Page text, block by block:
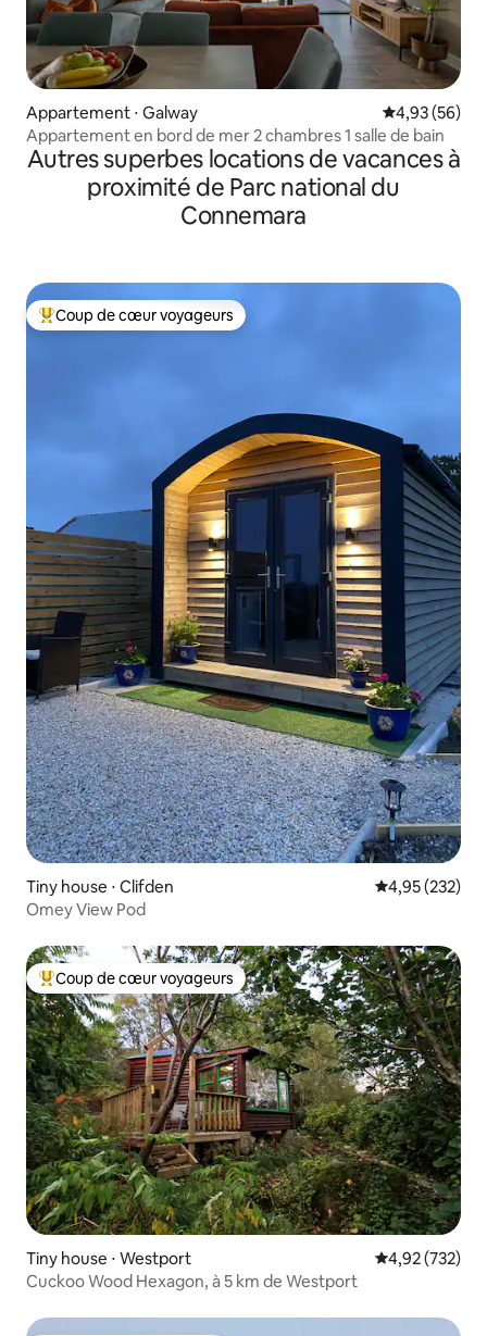
Appartement ⋅ Galway Évaluation
4,93 (56)
Appartement en bord de mer 2 chambres 1 salle de bain
Autres superbes locations de vacances à
proximité de Parc national du
Connemara
Coups de cœur voyageurs les plus appréciés
Coup de cœur voyageurs
Tiny house ⋅ Clifden Évaluation
4,95 (232)
Omey View Pod
Coups de cœur voyageurs les plus appréciés
Coup de cœur voyageurs
Tiny house ⋅ Westport Évaluation
4,92 (732)
Cuckoo Wood Hexagon, à 5 km de Westport